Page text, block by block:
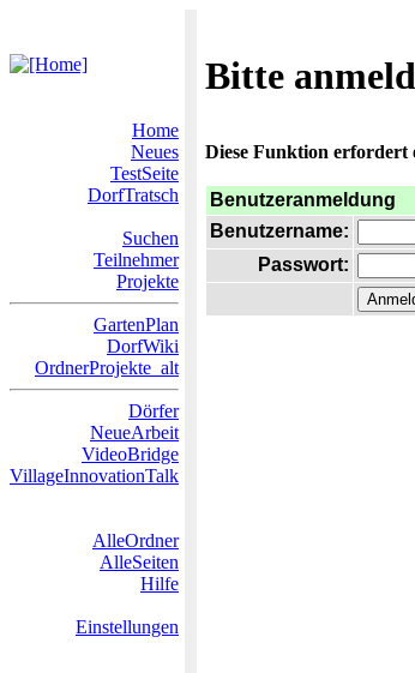
Bitte
Home
Neues
TestSeite
DorfTratsch
Suchen
Teilnehmer
Projekte
GartenPlan
DorfWiki
OrdnerProjekte_alt
Dörfer
NeueArbeit
VideoBridge
VillageInnovationTalk
AlleOrdner
AlleSeiten
Hilfe
Einstellungen
Diese Funktion erfordert
Benutzeranmeldung
Benutzername:
Passwort: